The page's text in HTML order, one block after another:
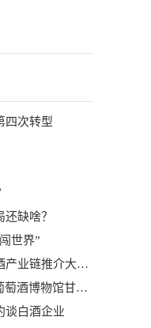
四次转型
缺啥？
世界”
推介大会暨2...
物馆甘肃河...
谈白酒企业